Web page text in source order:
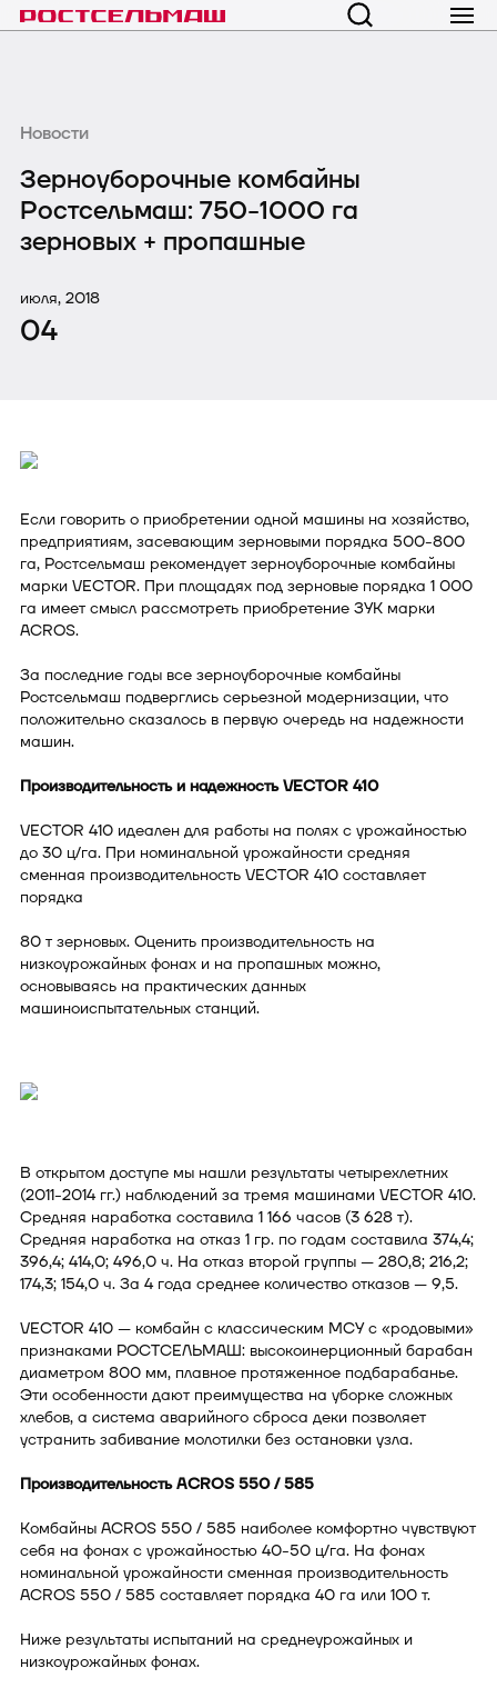
Новости
Зерноуборочные комбайны
Ростсельмаш: 750-1000 га
зерновых + пропашные
июля, 2018
04
Если говорить о приобретении одной машины на хозяйство,
предприятиям, засевающим зерновыми порядка 500-800
га, Ростсельмаш рекомендует зерноуборочные комбайны
марки VECTOR. При площадях под зерновые порядка 1 000
га имеет смысл рассмотреть приобретение ЗУК марки
ACROS.
За последние годы все зерноуборочные комбайны
Ростсельмаш подверглись серьезной модернизации, что
положительно сказалось в первую очередь на надежности
машин.
Производительность и надежность VECTOR 410
VECTOR 410 идеален для работы на полях с урожайностью
до 30 ц/га. При номинальной урожайности средняя
сменная производительность VECTOR 410 составляет
порядка
80 т зерновых. Оценить производительность на
низкоурожайных фонах и на пропашных можно,
основываясь на практических данных
машиноиспытательных станций.
В открытом доступе мы нашли результаты четырехлетних
(2011-2014 гг.) наблюдений за тремя машинами VECTOR 410.
Средняя наработка составила 1 166 часов (3 628 т).
Средняя наработка на отказ 1 гр. по годам составила 374,4;
396,4; 414,0; 496,0 ч. На отказ второй группы — 280,8; 216,2;
174,3; 154,0 ч. За 4 года среднее количество отказов — 9,5.
VECTOR 410 — комбайн с классическим МСУ с «родовыми»
признаками РОСТСЕЛЬМАШ: высокоинерционный барабан
диаметром 800 мм, плавное протяженное подбарабанье.
Эти особенности дают преимущества на уборке сложных
хлебов, а система аварийного сброса деки позволяет
устранить забивание молотилки без остановки узла.
Производительность ACROS 550 / 585
Комбайны ACROS 550 / 585 наиболее комфортно чувствуют
себя на фонах с урожайностью 40-50 ц/га. На фонах
номинальной урожайности сменная производительность
ACROS 550 / 585 составляет порядка 40 га или 100 т.
Ниже результаты испытаний на среднеурожайных и
низкоурожайных фонах.